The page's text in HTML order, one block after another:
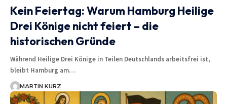
Kein Feiertag: Warum Hamburg Heilige
Drei Könige nicht feiert – die
historischen Gründe
Während Heilige Drei Könige in Teilen Deutschlands arbeitsfrei ist,
bleibt Hamburg am…
MARTIN KURZ